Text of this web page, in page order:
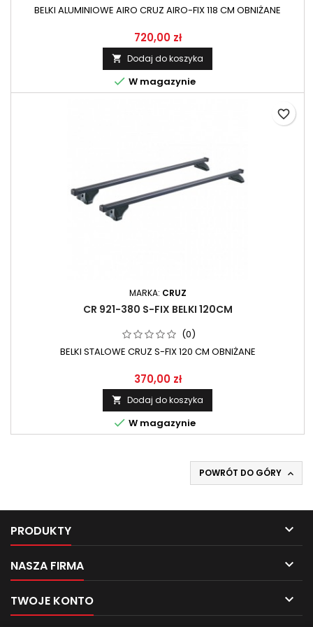
BELKI ALUMINIOWE AIRO CRUZ AIRO-FIX 118 CM OBNIŻANE
720,00 zł
 Dodaj do koszyka
 W magazynie
MARKA: CRUZ
CR 921-380 S-FIX BELKI 120CM
(0)
BELKI STALOWE CRUZ S-FIX 120 CM OBNIŻANE
370,00 zł
 Dodaj do koszyka
 W magazynie
favorite_border
POWRÓT DO GÓRY 
PRODUKTY 
NASZA FIRMA 
TWOJE KONTO 